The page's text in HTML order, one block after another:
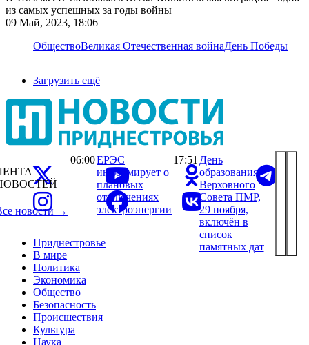
из самых успешных за годы войны
09 Май, 2023, 18:06
ОбществоВеликая Отечественная войнаДень Победы
Загрузить ещё
Приднестровье
В мире
Политика
Экономика
Общество
Безопасность
Происшествия
Культура
Наука
новости →
06:00ЕРЭС
информирует о
плановых
отключениях
электроэнергии
17:51 День
образования
Верховного
Совета ПМР,
29 ноября,
включён в
список
памятных дат